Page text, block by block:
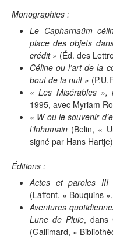
Monographies :
Le Capharnaüm
place des objets
crédit » (Éd. des
Céline ou l’art de la
bout de la nuit »
« Les Misérables »,
1995, avec Myriam
« W ou le souvenir
l’Inhumain (Belin, «
signé par Hans
Éditions :
Actes et paroles III
(Laffont, « Bouquins
Aventures
Lune de Pluie, dans
(Gallimard, «